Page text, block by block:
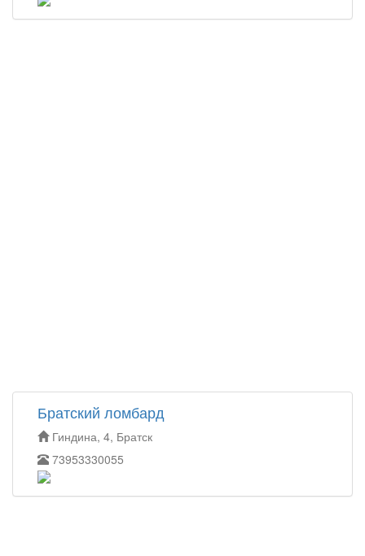
Братский ломбард
Гиндина, 4, Братск
73953330055